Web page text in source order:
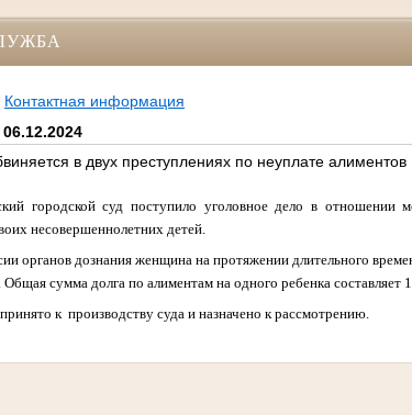
Контактная информация
в двух преступлениях по неуплате алиментов
городской суд поступило уголовное дело в отношении
несовершеннолетних детей.
органов дознания женщина на протяжении длительного
сумма долга по алиментам на одного ребенка составляет
к производству суда и назначено к рассмотрению.